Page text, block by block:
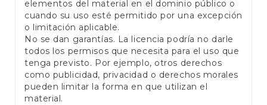
elementos del material en el dominio público o
cuando su uso esté permitido por una excepción
o limitación aplicable.
No se dan garantías. La licencia podría no darle
todos los permisos que necesita para el uso que
tenga previsto. Por ejemplo, otros derechos
como publicidad, privacidad o derechos morales
pueden limitar la forma en que utilizan el
material.